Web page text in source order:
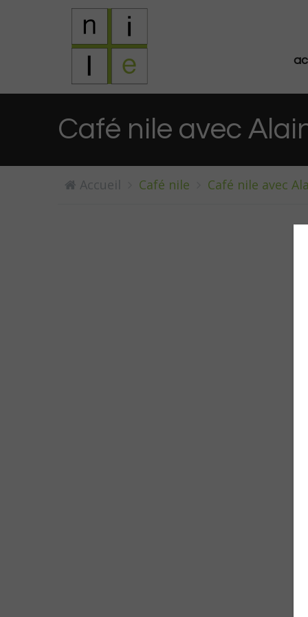
Café nile avec
Accueil Café nile Café nile avec